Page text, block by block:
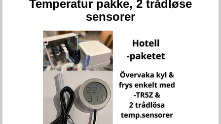
Temperatur pakke, 2 trådløse
sensorer